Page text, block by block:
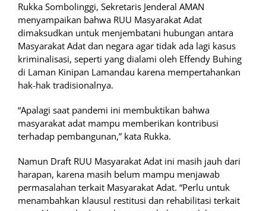
Rukka Sombolinggi, Sekretaris Jenderal AMAN
menyampaikan bahwa RUU Masyarakat Adat
dimaksudkan untuk menjembatani hubungan antara
Masyarakat Adat dan negara agar tidak ada lagi kasus
kriminalisasi, seperti yang dialami oleh Effendy Buhing
di Laman Kinipan Lamandau karena mempertahankan
hak-hak tradisionalnya.
“Apalagi saat pandemi ini membuktikan bahwa
masyarakat adat mampu memberikan kontribusi
terhadap pembangunan,” kata Rukka.
Namun Draft RUU Masyarakat Adat ini masih jauh dari
harapan, karena masih belum mampu menjawab
permasalahan terkait Masyarakat Adat. “Perlu untuk
menambahkan klausul restitusi dan rehabilitasi terkait